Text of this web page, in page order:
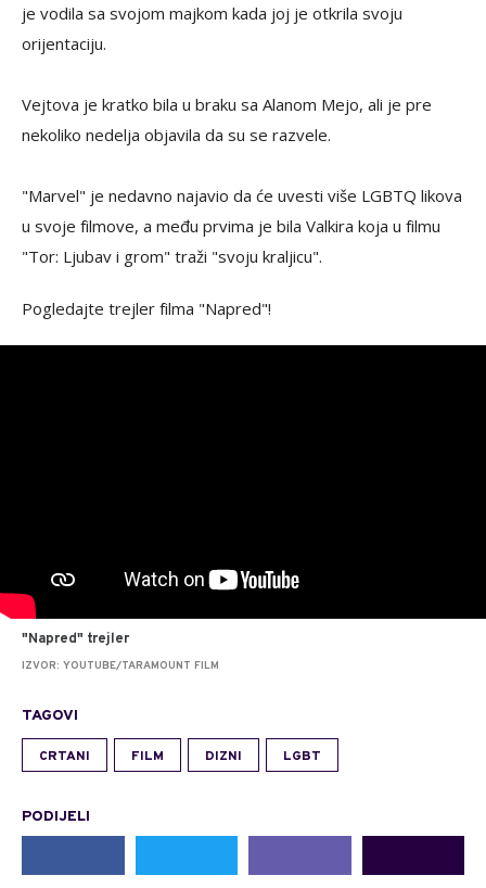
je vodila sa svojom majkom kada joj je otkrila svoju
orijentaciju.
Vejtova je kratko bila u braku sa Alanom Mejo, ali je pre
nekoliko nedelja objavila da su se razvele.
"Marvel" je nedavno najavio da će uvesti više LGBTQ likova
u svoje filmove, a među prvima je bila Valkira koja u filmu
"Tor: Ljubav i grom" traži "svoju kraljicu".
Pogledajte trejler filma "Napred"!
"Napred" trejler
IZVOR: YOUTUBE/TARAMOUNT FILM
TAGOVI
CRTANI FILM DIZNI LGBT
PODIJELI